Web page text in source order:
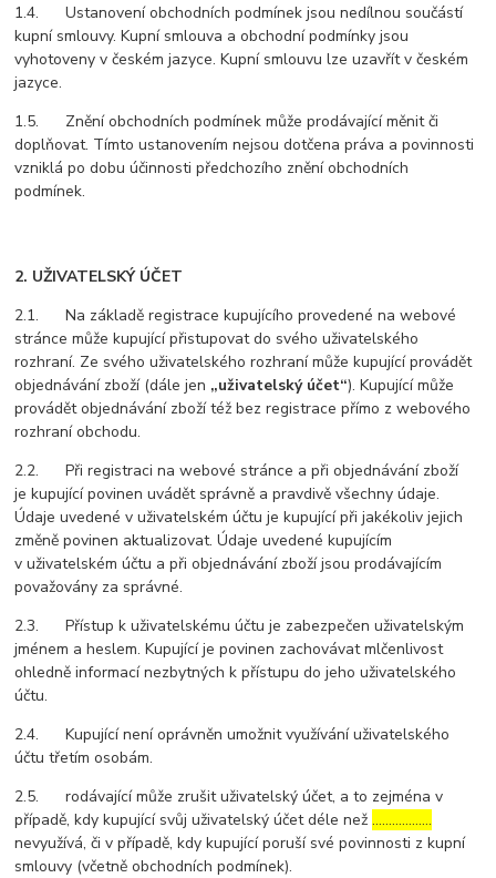
1.4. Ustanovení obchodních podmínek jsou nedílnou součástí
kupní smlouvy. Kupní smlouva a obchodní podmínky jsou
vyhotoveny v českém jazyce. Kupní smlouvu lze uzavřít v českém
jazyce.
1.5. Znění obchodních podmínek může prodávající měnit či
doplňovat. Tímto ustanovením nejsou dotčena práva a povinnosti
vzniklá po dobu účinnosti předchozího znění obchodních
podmínek.
2. UŽIVATELSKÝ ÚČET
2.1. Na základě registrace kupujícího provedené na webové
stránce může kupující přistupovat do svého uživatelského
rozhraní. Ze svého uživatelského rozhraní může kupující provádět
objednávání zboží (dále jen „uživatelský účet“). Kupující může
provádět objednávání zboží též bez registrace přímo z webového
rozhraní obchodu.
2.2. Při registraci na webové stránce a při objednávání zboží
je kupující povinen uvádět správně a pravdivě všechny údaje.
Údaje uvedené v uživatelském účtu je kupující při jakékoliv jejich
změně povinen aktualizovat. Údaje uvedené kupujícím
v uživatelském účtu a při objednávání zboží jsou prodávajícím
považovány za správné.
2.3. Přístup k uživatelskému účtu je zabezpečen uživatelským
jménem a heslem. Kupující je povinen zachovávat mlčenlivost
ohledně informací nezbytných k přístupu do jeho uživatelského
účtu.
2.4. Kupující není oprávněn umožnit využívání uživatelského
účtu třetím osobám.
2.5. rodávající může zrušit uživatelský účet, a to zejména v
případě, kdy kupující svůj uživatelský účet déle než………………
nevyužívá, či v případě, kdy kupující poruší své povinnosti z kupní
smlouvy (včetně obchodních podmínek).